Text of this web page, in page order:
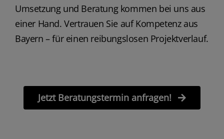
Umsetzung und Beratung kommen bei uns aus
einer Hand. Vertrauen Sie auf Kompetenz aus
Bayern – für einen reibungslosen Projektverlauf.
Jetzt Beratungstermin anfragen!